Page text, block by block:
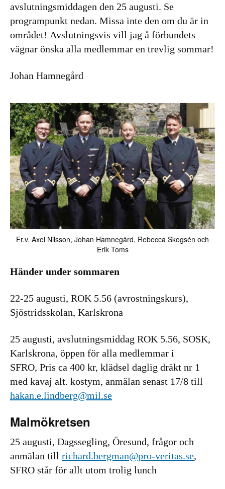
avslutningsmiddagen den 25 augusti. Se
programpunkt nedan. Missa inte den om du är in
området! Avslutningsvis vill jag å förbundets
vägnar önska alla medlemmar en trevlig sommar!
Johan Hamnegård
Fr.v. Axel Nilsson, Johan Hamnegård, Rebecca Skogsén och
Erik Toms
Händer under sommaren
22-25 augusti, ROK 5.56 (avrostningskurs),
Sjöstridsskolan, Karlskrona
25 augusti, avslutningsmiddag ROK 5.56, SOSK,
Karlskrona, öppen för alla medlemmar i
SFRO, Pris ca 400 kr, klädsel daglig dräkt nr 1
med kavaj alt. kostym, anmälan senast 17/8 till
hakan.e.lindberg@mil.se
Malmökretsen
25 augusti, Dagssegling, Öresund, frågor och
anmälan till richard.bergman@pro-veritas.se,
SFRO står för allt utom trolig lunch